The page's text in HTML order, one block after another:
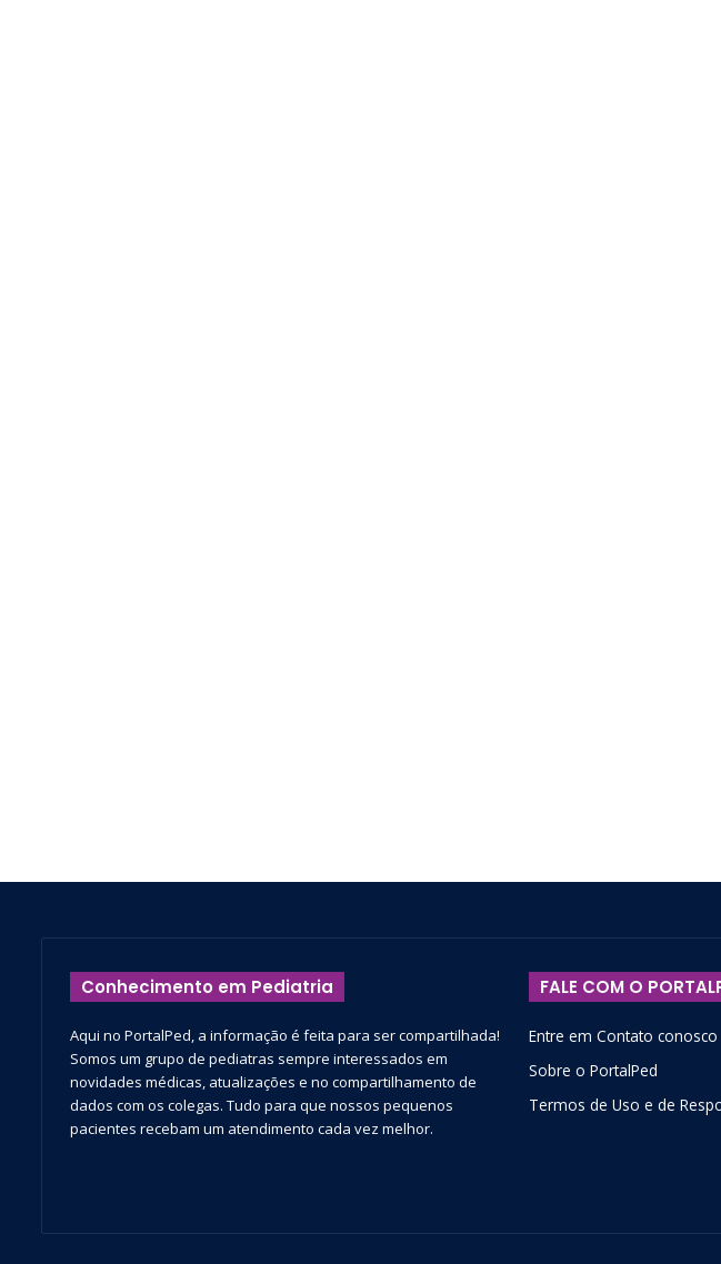
Conhecimento em Pediatria
Aqui no PortalPed, a informação é feita para ser compartilhada!
Somos um grupo de pediatras sempre interessados em
novidades médicas, atualizações e no compartilhamento de
dados com os colegas. Tudo para que nossos pequenos
pacientes recebam um atendimento cada vez melhor.
FALE COM O
Entre em Contato conosco
Sobre o PortalPed
Termos de Uso e de